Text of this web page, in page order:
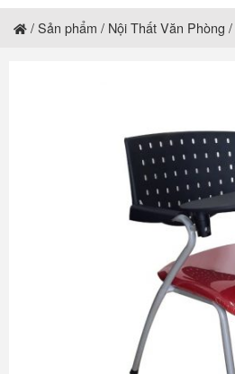
/Sản phẩm / Nội Thất Văn Phòng /